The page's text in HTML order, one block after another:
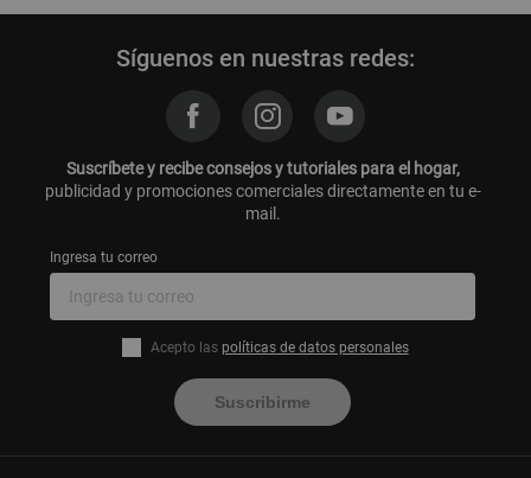
Síguenos en nuestras redes:
Suscríbete y recibe consejos y tutoriales para el hogar,
publicidad y promociones comerciales directamente en tu e-
mail.
Ingresa tu correo
Acepto las políticas de datos personales
Suscribirme